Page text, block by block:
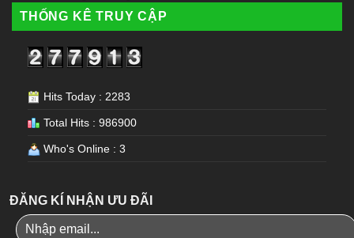
THỐNG KÊ TRUY CẬP
Hits Today : 2283
Total Hits : 986900
Who's Online : 3
ĐĂNG KÍ NHẬN ƯU ĐÃI